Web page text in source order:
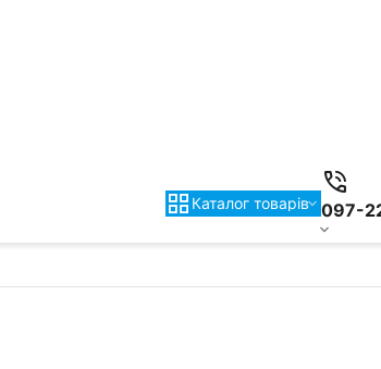
Каталог товарiв 097-